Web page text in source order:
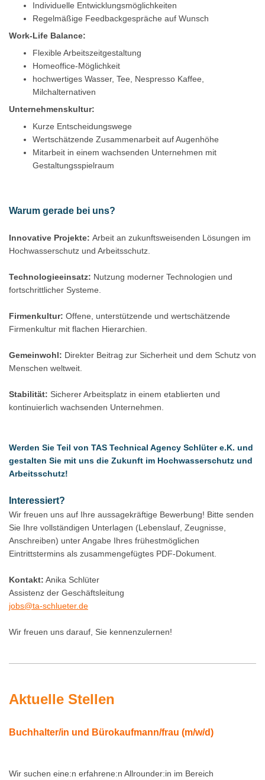
Individuelle Entwicklungsmöglichkeiten
Regelmäßige Feedbackgespräche auf Wunsch
Work-Life Balance:
Flexible Arbeitszeitgestaltung
Homeoffice-Möglichkeit
hochwertiges Wasser, Tee, Nespresso Kaffee,
Milchalternativen
Unternehmenskultur:
Kurze Entscheidungswege
Wertschätzende Zusammenarbeit auf Augenhöhe
Mitarbeit in einem wachsenden Unternehmen mit
Gestaltungsspielraum
Warum gerade bei uns?
Innovative Projekte: Arbeit an zukunftsweisenden Lösungen im
Hochwasserschutz und Arbeitsschutz.
Technologieeinsatz: Nutzung moderner Technologien und
fortschrittlicher Systeme.
Firmenkultur: Offene, unterstützende und wertschätzende
Firmenkultur mit flachen Hierarchien.
Gemeinwohl: Direkter Beitrag zur Sicherheit und dem Schutz von
Menschen weltweit.
Stabilität: Sicherer Arbeitsplatz in einem etablierten und
kontinuierlich wachsenden Unternehmen.
Werden Sie Teil von TAS Technical Agency Schlüter e.K. und
gestalten Sie mit uns die Zukunft im Hochwasserschutz und
Arbeitsschutz!
Interessiert?
Wir freuen uns auf Ihre aussagekräftige Bewerbung! Bitte senden
Sie Ihre vollständigen Unterlagen (Lebenslauf, Zeugnisse,
Anschreiben) unter Angabe Ihres frühestmöglichen
Eintrittstermins als zusammengefügtes PDF-Dokument.
Kontakt: Anika Schlüter
Assistenz der Geschäftsleitung
jobs@ta-schlueter.de
Wir freuen uns darauf, Sie kennenzulernen!
Aktuelle Stellen
Buchhalter/in und Bürokaufmann/frau (m/w/d)
Wir suchen eine:n erfahrene:n Allrounder:in im Bereich